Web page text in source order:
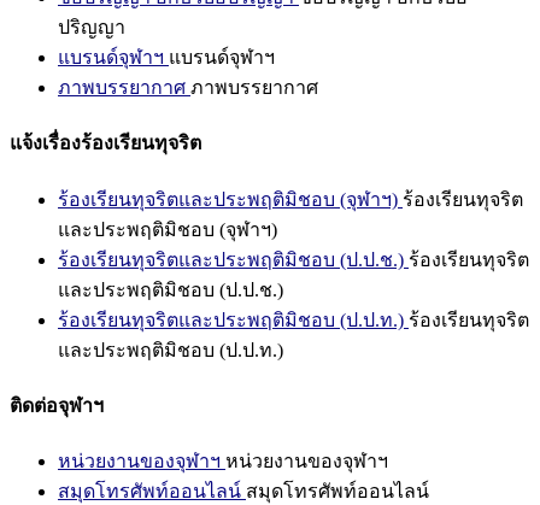
ปริญญา
แบรนด์จุฬาฯ แบรนด์จุฬาฯ
ภาพบรรยากาศ ภาพบรรยากาศ
แจ้งเรื่องร้องเรียนทุจริต
ร้องเรียนทุจริตและประพฤติมิชอบ (จุฬาฯ) ร้องเรียนทุจริต
และประพฤติมิชอบ (จุฬาฯ)
ร้องเรียนทุจริตและประพฤติมิชอบ (ป.ป.ช.) ร้องเรียนทุจริต
และประพฤติมิชอบ (ป.ป.ช.)
ร้องเรียนทุจริตและประพฤติมิชอบ (ป.ป.ท.) ร้องเรียนทุจริต
และประพฤติมิชอบ (ป.ป.ท.)
ติดต่อจุฬาฯ
หน่วยงานของจุฬาฯ หน่วยงานของจุฬาฯ
สมุดโทรศัพท์ออนไลน์ สมุดโทรศัพท์ออนไลน์